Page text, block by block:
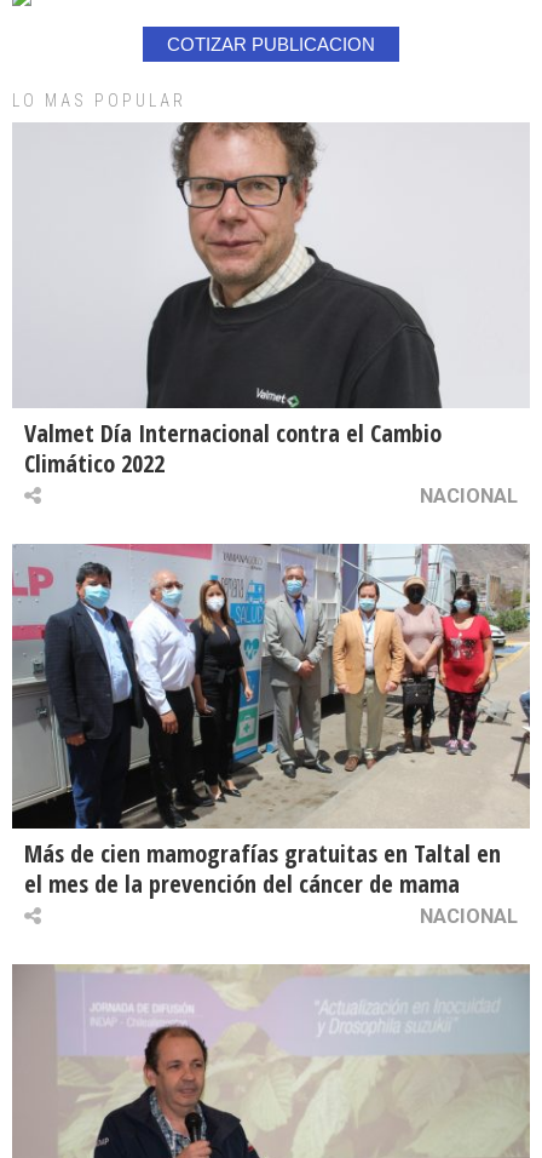
COTIZAR PUBLICACION
LO MAS POPULAR
Valmet Día Internacional contra el Cambio
Climático 2022
NACIONAL
Más de cien mamografías gratuitas en Taltal en
el mes de la prevención del cáncer de mama
NACIONAL